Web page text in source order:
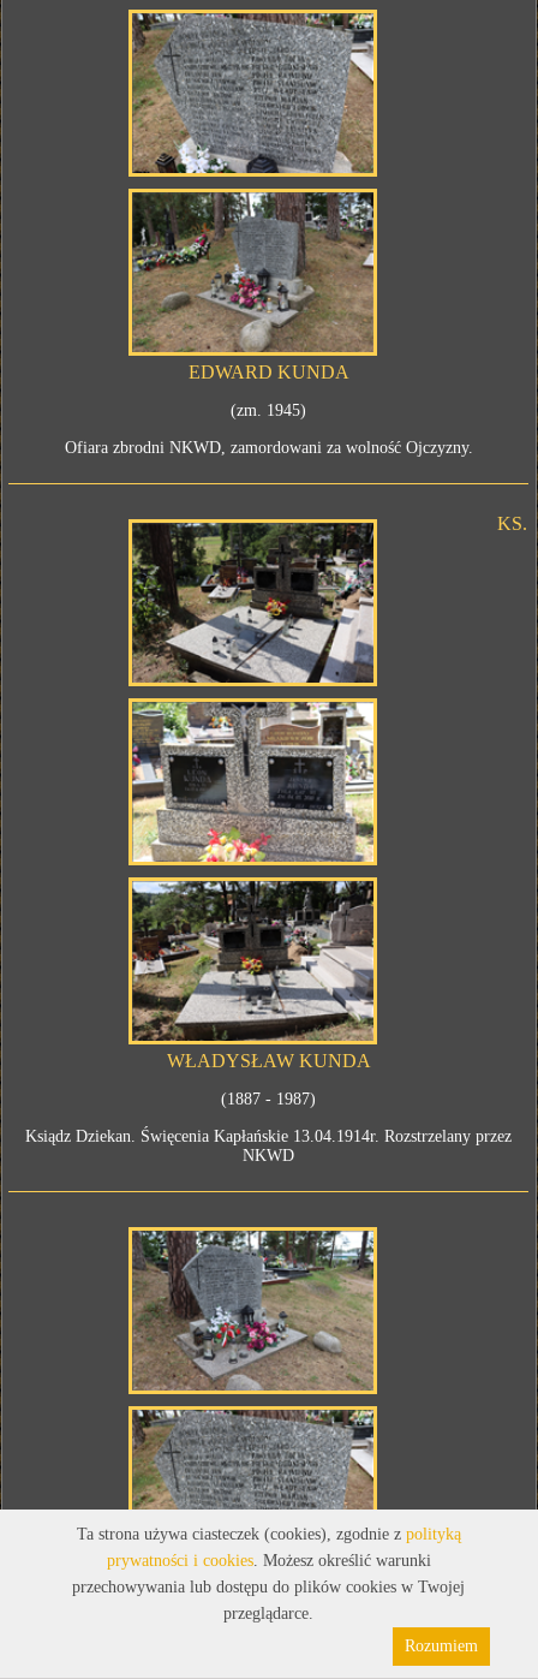
EDWARD KUNDA
(zm. 1945)
Ofiara zbrodni NKWD, zamordowani za wolność Ojczyzny.
KS.
WŁADYSŁAW KUNDA
(1887 - 1987)
Ksiądz Dziekan. Święcenia Kapłańskie 13.04.1914r. Rozstrzelany przez
NKWD
Ta strona używa ciasteczek (cookies), zgodnie z polityką
prywatności i cookies. Możesz określić warunki
przechowywania lub dostępu do plików cookies w Twojej
przeglądarce.
Rozumiem